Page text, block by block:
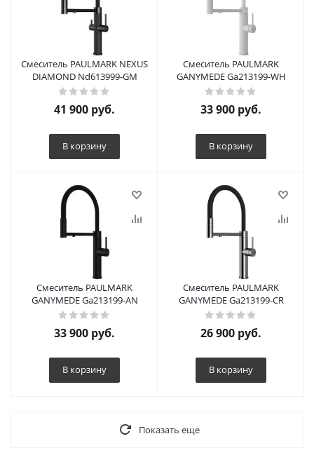
Смеситель PAULMARK NEXUS
DIAMOND Nd613999-GM
41 900 руб.
В корзину
Смеситель PAULMARK
GANYMEDE Ga213199-WH
33 900 руб.
В корзину
Смеситель PAULMARK
GANYMEDE Ga213199-AN
33 900 руб.
В корзину
Смеситель PAULMARK
GANYMEDE Ga213199-CR
26 900 руб.
В корзину
Показать еще